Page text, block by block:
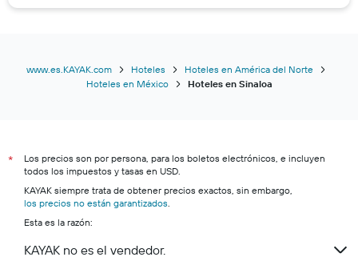
www.es.KAYAK.com Hoteles
Hoteles en América del Norte
Hoteles en México
Hoteles en Sinaloa
*
Los precios son por persona, para los boletos electrónicos, e incluyen
todos los impuestos y tasas en USD.
KAYAK siempre trata de obtener precios exactos, sin embargo,
los precios no están garantizados.
Esta es la razón:
KAYAK no es el vendedor.